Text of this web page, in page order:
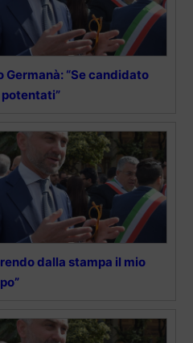
Germanà: “Se candidato
dalla stampa il mio